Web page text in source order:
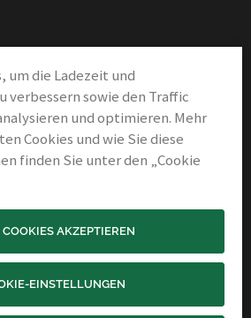
um die Ladezeit und
verbessern sowie den Traffic
und optimieren. Mehr
Cookies und wie Sie diese
finden Sie unter den „Cookie
AKZEPTIEREN
EINSTELLUNGEN